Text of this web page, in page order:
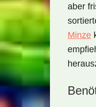
aber
Minze